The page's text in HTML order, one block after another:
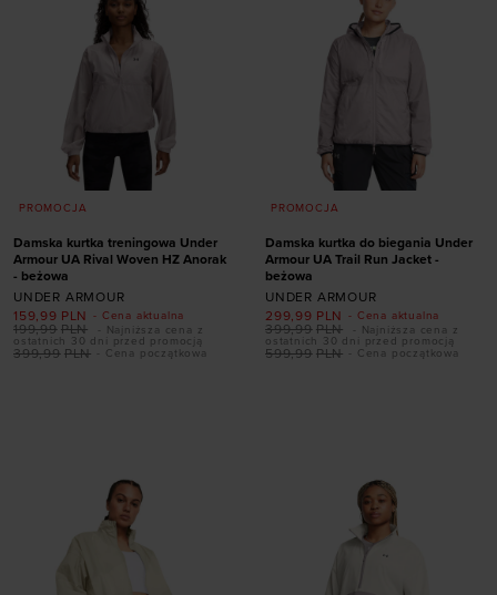
PROMOCJA
Damska kurtka treningowa Under
Armour UA Rival Woven HZ Anorak
- beżowa
UNDER ARMOUR
- Cena aktualna
159,99 PLN
- Cena początkowa
399,99 PLN
199,99 PLN
- Najniższa cena z
ostatnich 30 dni przed promocją
PROMOCJA
Dodaj produkt w
Damska kurtka do biegania Under
Armour UA Trail Run Jacket -
beżowa
UNDER ARMOUR
- Cena aktualna
299,99 PLN
- Cena początkowa
599,99 PLN
399,99 PLN
- Najniższa cena z
ostatnich 30 dni przed promocją